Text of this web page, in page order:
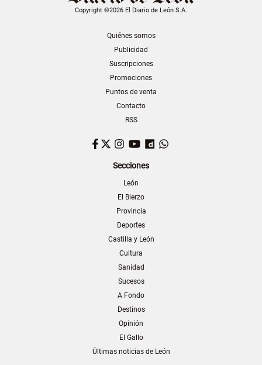
Copyright ©2026 El Diario de León S.A.
Quiénes somos
Publicidad
Suscripciones
Promociones
Puntos de venta
Contacto
RSS
Facebook
TwitterInstagram
YouTubeDailymotion
Secciones
León
El Bierzo
Provincia
Deportes
Castilla y León
Cultura
Sanidad
Sucesos
A Fondo
Destinos
Opinión
El Gallo
Últimas noticias de León